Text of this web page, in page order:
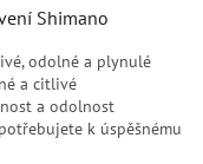
Shimano
odolné a plynulé
a citlivé
a odolnost
k úspěšnému